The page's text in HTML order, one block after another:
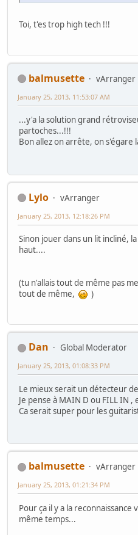
Toi, t'es trop high tech !!!
balmusette
vArranger
January 25, 2013, 11:53:07 AM
...y'a la solution grand
partoches...!!!
Bon allez on arrête, on s'égare
Lylo
vArranger
January 25, 2013, 12:18:26 PM
Sinon jouer dans un lit incliné,
haut....
(tu n'allais tout de même pas
tout de même,
)
Dan
Global Moderator
January 25, 2013, 01:08:33 PM
Le mieux serait un détecteur
Je pense à MAIN D ou FILL IN
Ca serait super pour les
balmusette
vArranger
January 25, 2013, 01:21:34 PM
Pour ça il y a la
même temps...